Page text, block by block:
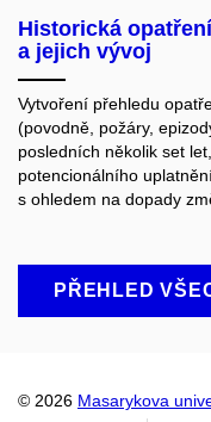
Historická
a jejich vývoj
Vytvoření přehledu
(povodně, požáry,
posledních několik set
potencionálního
s ohledem na dopady
PŘEHLED
© 2026 Masarykova